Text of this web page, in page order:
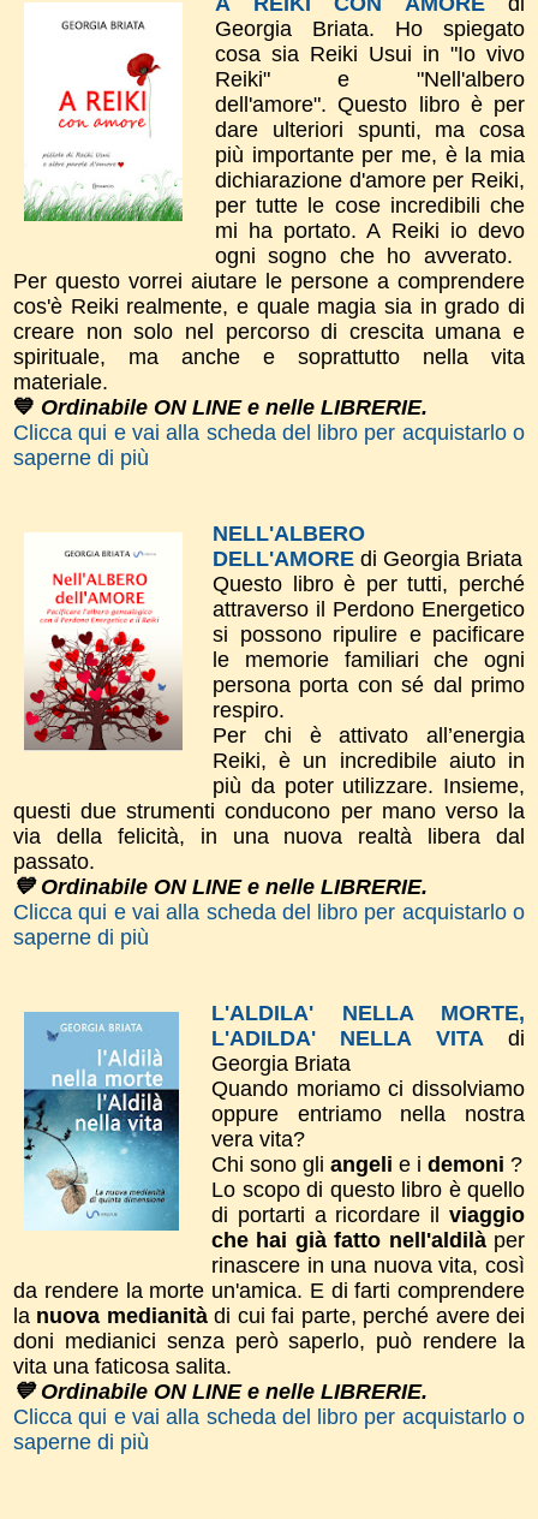
Georgia Briata. Ho spiegato
cosa sia Reiki Usui in "Io vivo
Reiki" e "Nell'albero
dell'amore".​Questo libro è per
dare ulteriori spunti, ma cosa
più importante per me, è la mia
dichiarazione d'amor​e per Reiki,
per tutte le cose incredibili che
mi ha portato. A Reiki io devo
ogni sogno che ho avverato.
Per questo vorrei aiutare le persone a comprendere
cos'è Reiki realmente, e quale magia sia in grado di
creare non solo nel percorso di crescita umana e
spirituale, ma anche e soprattutto nella vita
materiale.
💙 Ordinabile ON LINE e nelle LIBRERIE.
Clicca qui e vai alla scheda del libro per acquistarlo o
saperne di più
NELL'ALBERO
DELL'AMORE di Georgia Briata
Questo libro è per tutti, perché
attraverso il Perdono Energetico
si possono ripulire e pacificare
le memorie familiari che ogni
persona porta con sé dal primo
respiro.
Per chi è attivato all’energia
Reiki, è un incredibile aiuto in
più da poter utilizzare. Insieme,
questi due strumenti conducono per mano verso la
via della felicità, in una nuova realtà libera dal
passato.
💙 Ordinabile ON LINE e nelle LIBRERIE.
Clicca qui e vai alla scheda del libro per acquistarlo o
saperne di più
L'ALDILA' NELLA MORTE,
L'ADILDA' NELLA VITAdi
Georgia Briata
Quando moriamo ci dissolviamo
oppure entriamo nella nostra
vera vita?
Chi sono gli angeli e i demoni ?
Lo scopo di questo libro è quello
di portarti a ricordare il viaggio
che hai già fatto nell'aldilà per
rinascere in una nuova vita, così
da rendere la morte un'amica. E di farti comprendere
la nuova medianitàdi cui fai parte, perché avere dei
doni medianici senza però saperlo, può rendere la
vita una faticosa salita.
💙 Ordinabile ON LINE e nelle LIBRERIE.
Clicca qui e vai alla scheda del libro per acquistarlo o
saperne di più